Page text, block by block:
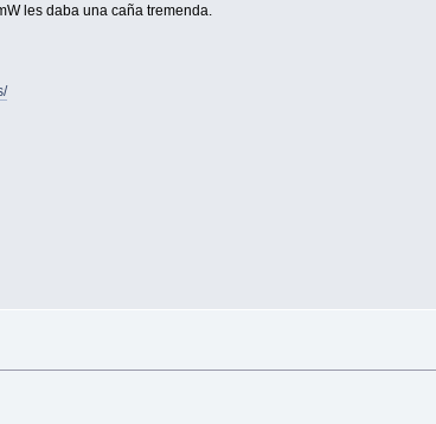
les daba una caña tremenda.